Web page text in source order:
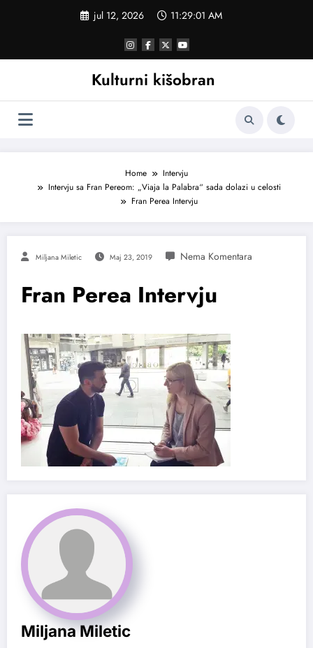
jul 12, 2026 11:29:02 AM
Kulturni kišobran
Home
Intervju
Intervju sa Fran Pereom: „Viaja la Palabra“ sada dolazi u celosti
Fran Perea Intervju
Miljana Miletic Maj 23, 2019
Fran Perea Intervju
Miljana Miletic